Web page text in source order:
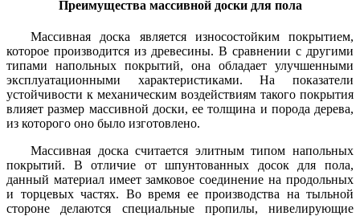
Преимущества массивной доски для пола
Массивная доска является износостойким покрытием,
которое производится из древесины. В сравнении с другими
типами напольных покрытий, она обладает улучшенными
эксплуатационными характеристиками. На показатели
устойчивости к механическим воздействиям такого покрытия
влияет размер массивной доски, ее толщина и порода дерева,
из которого оно было изготовлено.
Массивная доска считается элитным типом напольных
покрытий. В отличие от шпунтованных досок для пола,
данный материал имеет замковое соединение на продольных
и торцевых частях. Во время ее производства на тыльной
стороне делаются специальные пропилы, нивелирующие